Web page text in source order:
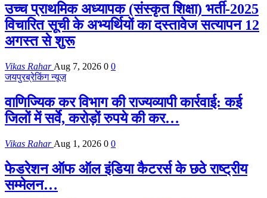
उच्च प्राथमिक अध्यापक (संस्कृत शिक्षा) भर्ती-2025
विचारित सूची के अभ्यर्थियों का दस्तावेज सत्यापन 12
अगस्त से शुरू
Vikas Rahar Aug 7, 2026 0 0
जयपुरब्रेकिंग न्यूज़
वाणिज्यिक कर विभाग की राज्यव्यापी कार्रवाई: कई
जिलों में सर्वे, करोड़ों रुपये की कर…
Vikas Rahar Aug 1, 2026 0 0
फेडरेशन ऑफ ऑल इंडिया कैटरर्स के छठे राष्ट्रीय
सम्मेलन…